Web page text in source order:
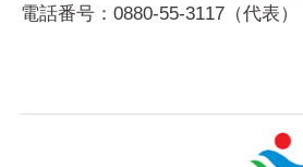
電話番号：0880-55-3117 （代表）